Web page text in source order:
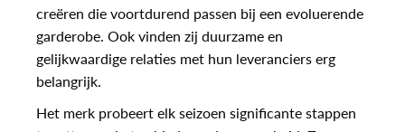
creëren die voortdurend passen bij een evoluerende
garderobe. Ook vinden zij duurzame en
gelijkwaardige relaties met hun leveranciers erg
belangrijk.
Het merk probeert elk seizoen significante stappen